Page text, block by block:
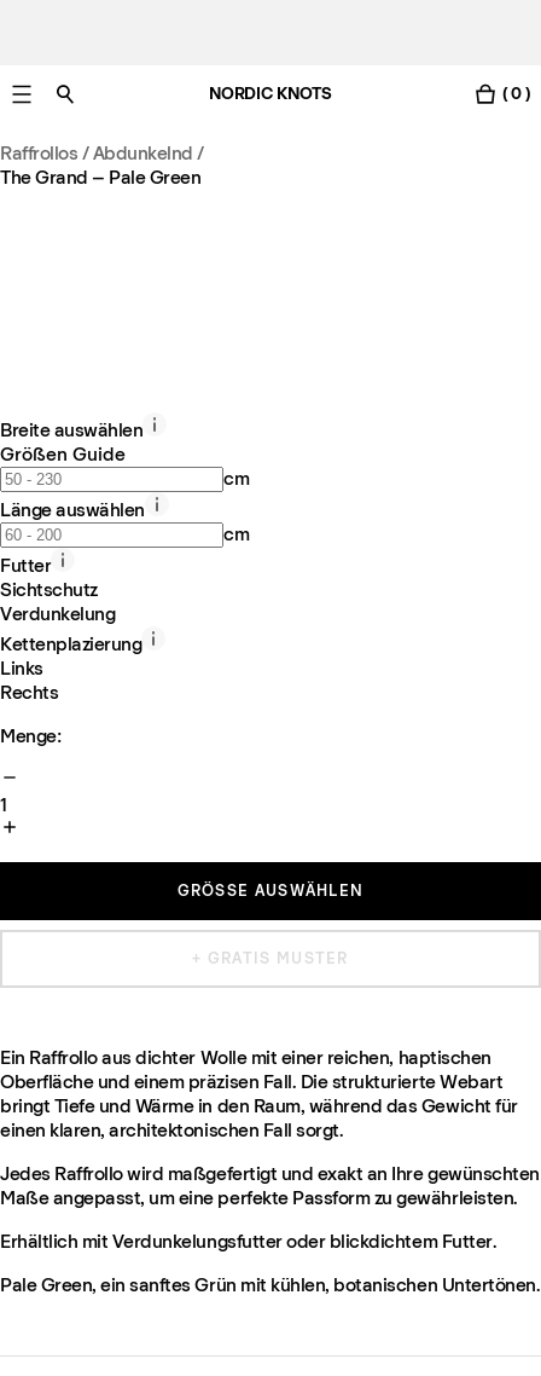
NORDIC KNOTS ( 0 )
Raffrollos / Abdunkelnd /
The Grand – Pale Green
Breite auswählen
Größen Guide
cm
Länge auswählen
cm
Futter
Sichtschutz
Verdunkelung
Kettenplazierung
Links
Rechts
Menge:
1
GRÖSSE AUSWÄHLEN
+ GRATIS MUSTER
Ein Raffrollo aus dichter Wolle mit einer reichen, haptischen
Oberfläche und einem präzisen Fall. Die strukturierte Webart
bringt Tiefe und Wärme in den Raum, während das Gewicht für
einen klaren, architektonischen Fall sorgt.
Jedes Raffrollo wird maßgefertigt und exakt an Ihre gewünschten
Maße angepasst, um eine perfekte Passform zu gewährleisten.
Erhältlich mit Verdunkelungsfutter oder blickdichtem Futter.
Pale Green, ein sanftes Grün mit kühlen, botanischen Untertönen.